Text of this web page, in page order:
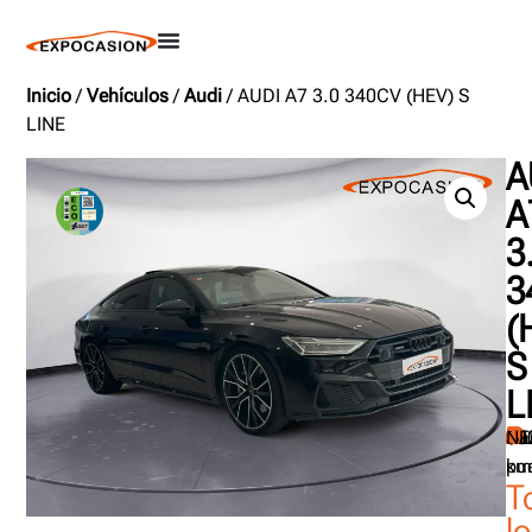
Inicio /Vehículos /Audi / AUDI A7 3.0 340CV (HEV) S
LINE
S
km
5